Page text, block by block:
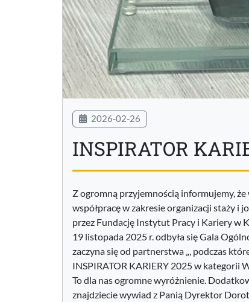
2026-02-26
INSPIRATOR
Z ogromną przyjemnością informujemy,
współpracę w zakresie organizacji staży i
przez Fundację Instytut Pracy i Kariery w
19 listopada 2025 r. odbyła się Gala
zaczyna się od partnerstwa „, podczas
INSPIRATOR KARIERY 2025 w kategorii
To dla nas ogromne wyróżnienie.
znajdziecie wywiad z Panią Dyrektor